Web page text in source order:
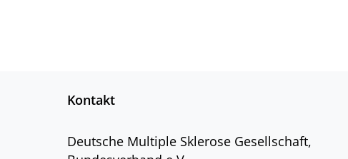
Kontakt
Deutsche Multiple Sklerose Gesellschaft,